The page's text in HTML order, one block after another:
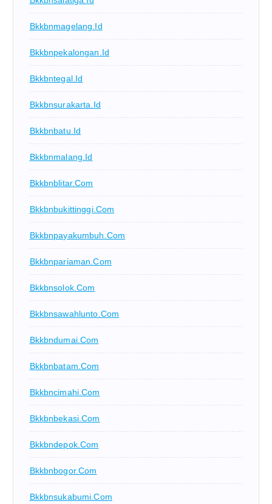
Bkkbnmagelang.id
Bkkbnpekalongan.id
Bkkbntegal.id
Bkkbnsurakarta.id
Bkkbnbatu.id
Bkkbnmalang.id
Bkkbnblitar.com
Bkkbnbukittinggi.com
Bkkbnpayakumbuh.com
Bkkbnpariaman.com
Bkkbnsolok.com
Bkkbnsawahlunto.com
Bkkbndumai.com
Bkkbnbatam.com
Bkkbncimahi.com
Bkkbnbekasi.com
Bkkbndepok.com
Bkkbnbogor.com
Bkkbnsukabumi.com